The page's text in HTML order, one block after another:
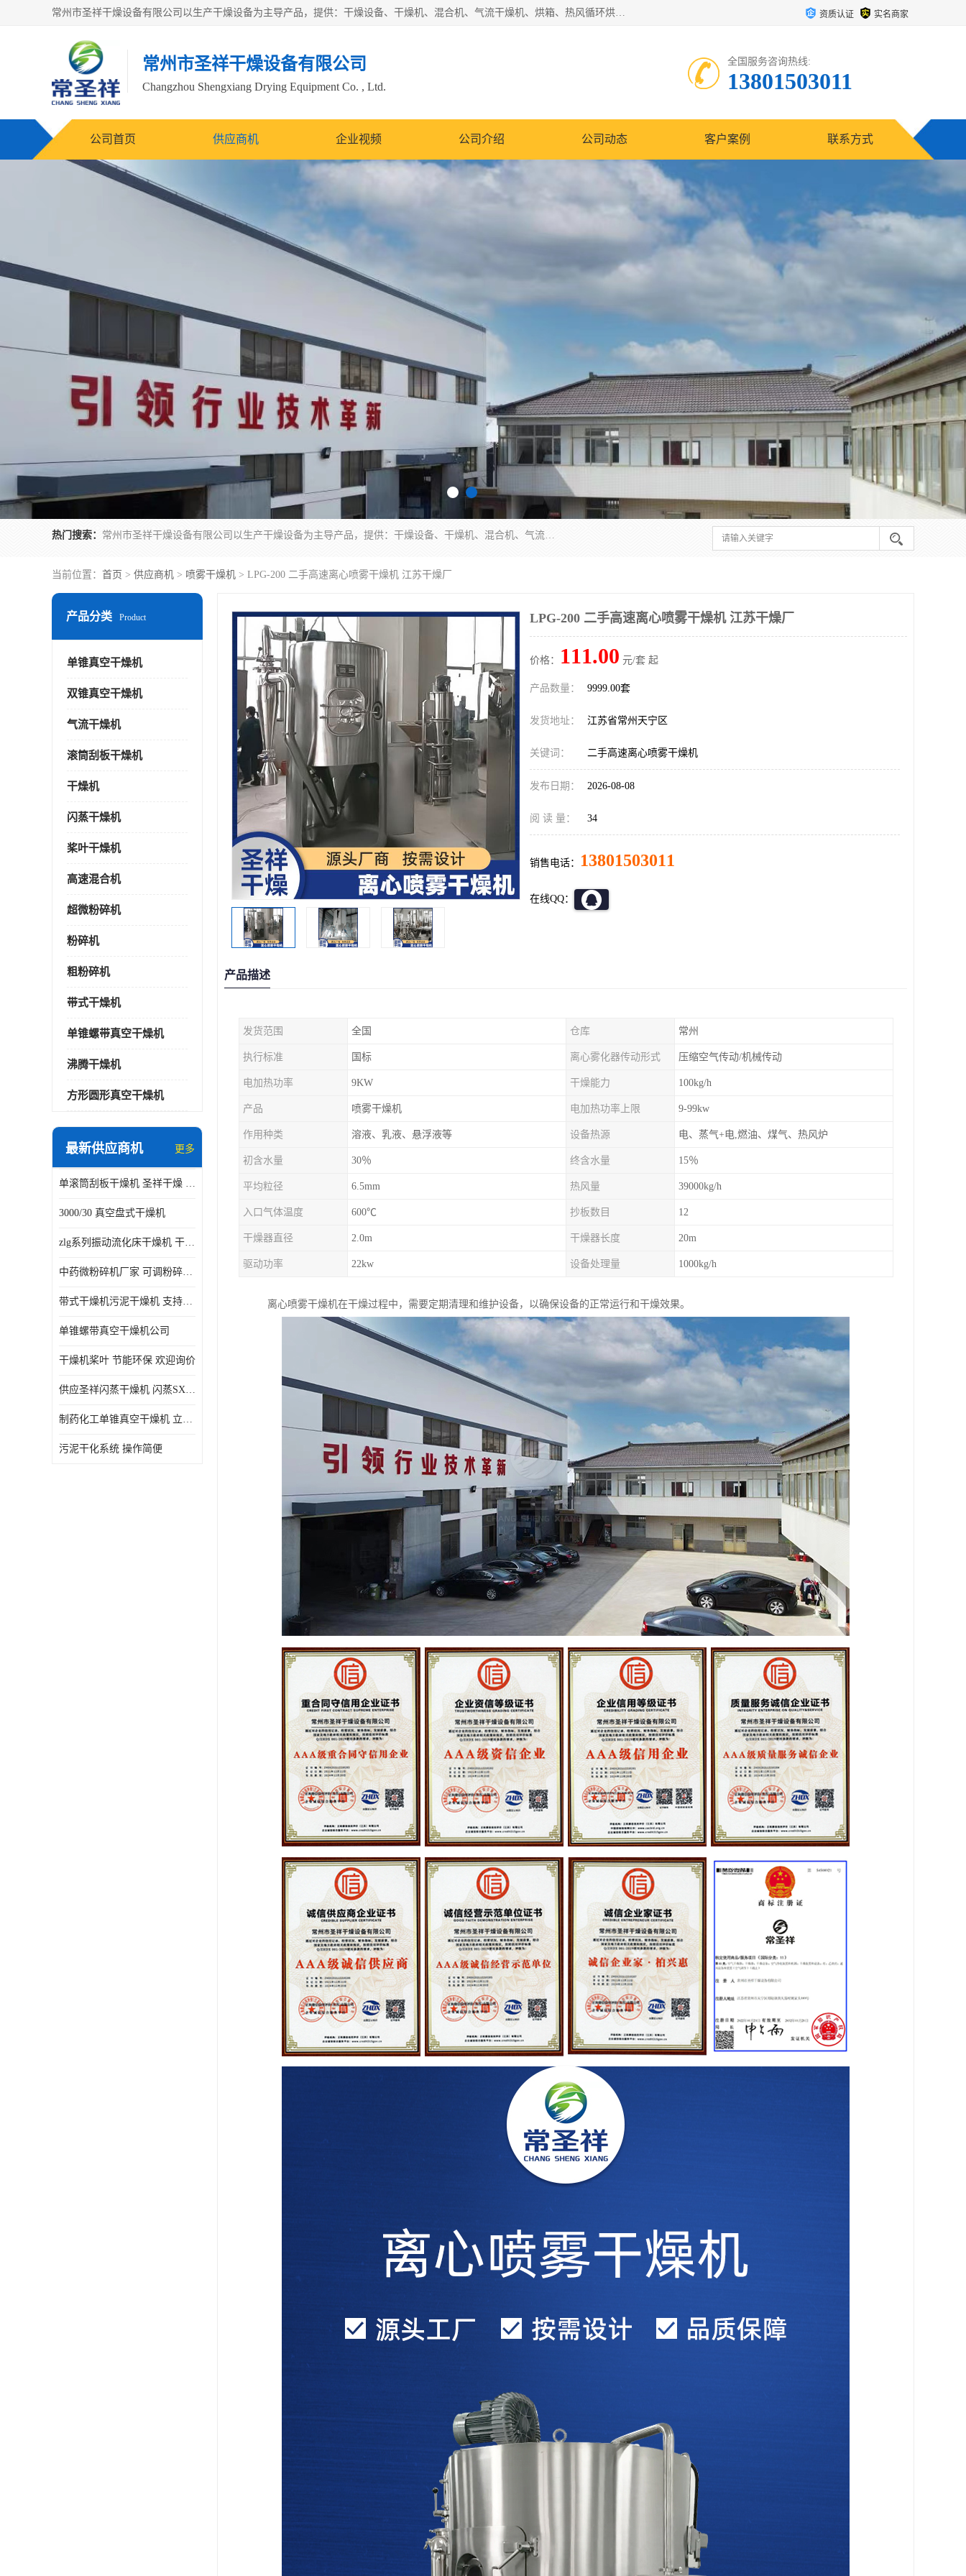
常州市圣祥干燥设备有限公司以生产干燥设备为主导产品，提供：干燥设备、干燥机、混合机、气流干燥机、烘箱、热风循环烘箱、沸腾干燥机、烘干机、喷雾干燥机等产品的生产、制造与销售服务。 资质认证 实名商家
常州市圣祥干燥设备有限公司
Changzhou Shengxiang Drying Equipment Co. , Ltd.
全国服务咨询热线:
13801503011
公司首页 供应商机 企业视频 公司介绍 公司动态 客户案例 联系方式
热门搜索： 常州市圣祥干燥设备有限公司以生产干燥设备为主导产品，提供：干燥设备、干燥机、混合机、气流干燥机、烘箱、热风循环烘箱、沸腾干燥机、烘干机、喷雾干燥机等产品的生产、制造与销售服务。
当前位置： 首页 > 供应商机 > 喷雾干燥机 > LPG-200 二手高速离心喷雾干燥机 江苏干燥厂
产品分类 Product
单锥真空干燥机
双锥真空干燥机
气流干燥机
滚筒刮板干燥机
干燥机
闪蒸干燥机
桨叶干燥机
高速混合机
超微粉碎机
粉碎机
粗粉碎机
带式干燥机
单锥螺带真空干燥机
沸腾干燥机
方形圆形真空干燥机
最新供应商机 更多
单滚筒刮板干燥机 圣祥干燥 单辊
3000/30 真空盘式干燥机
zlg系列振动流化床干燥机 干燥速率 粉体干燥
中药微粉碎机厂家 可调粉碎粒度
带式干燥机污泥干燥机 支持定制 价格优惠
单锥螺带真空干燥机公司
干燥机桨叶 节能环保 欢迎询价
供应圣祥闪蒸干燥机 闪蒸SXG-16型干燥机
制药化工单锥真空干燥机 立式锥形螺带搅拌式真空烘干机
污泥干化系统 操作简便
LPG-200 二手高速离心喷雾干燥机 江苏干燥厂
价格： 111.00 元/套 起
产品数量： 9999.00套
发货地址： 江苏省常州天宁区
关键词： 二手高速离心喷雾干燥机
发布日期： 2026-08-08
阅 读 量： 34
销售电话： 13801503011
在线QQ：
产品描述
发货范围 全国 仓库 常州
执行标准 国标 离心雾化器传动形式 压缩空气传动/机械传动
电加热功率 9KW 干燥能力 100kg/h
产品 喷雾干燥机 电加热功率上限 9-99kw
作用种类 溶液、乳液、悬浮液等 设备热源 电、蒸气+电,燃油、煤气、热风炉
初含水量 30％ 终含水量 15％
平均粒径 6.5mm 热风量 39000kg/h
入口气体温度 600℃ 抄板数目 12
干燥器直径 2.0m 干燥器长度 20m
驱动功率 22kw 设备处理量 1000kg/h
离心喷雾干燥机在干燥过程中，需要定期清理和维护设备，以确保设备的正常运行和干燥效果。